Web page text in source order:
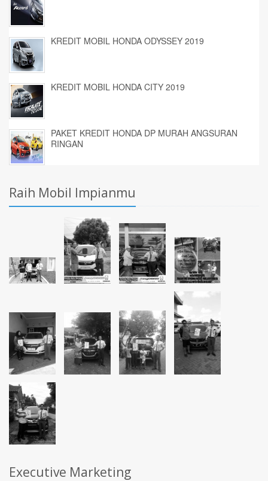
KREDIT MOBIL HONDA ODYSSEY 2019
KREDIT MOBIL HONDA CITY 2019
PAKET KREDIT HONDA DP MURAH ANGSURAN
RINGAN
Raih Mobil Impianmu
Executive Marketing